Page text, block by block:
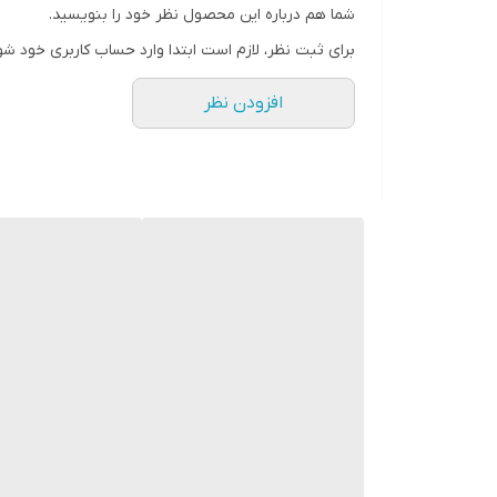
شما هم درباره این محصول نظر خود را بنویسید.
برای ثبت نظر، لازم است ابتدا وارد حساب کاربری خود
افزودن نظر